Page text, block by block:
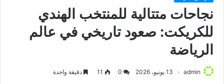
نجاحات متتالية للمنتخب الهندي
للكريكت: صعود تاريخي في عالم
الرياضة
admin 13 يونيو، 2026 11 دقيقة واحدة